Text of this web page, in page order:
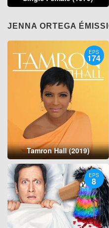
JENNA ORTEGA
EPS
174
Tamron Hall (2019)
EPS
8